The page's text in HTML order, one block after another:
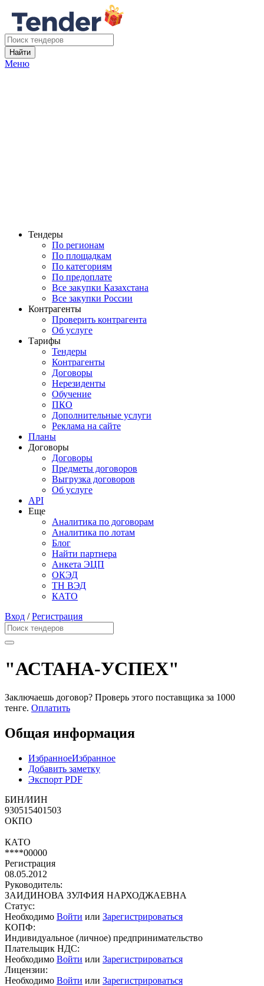
Найти
Меню
Тендеры
По регионам
По площадкам
По категориям
По предоплате
Все закупки Казахстана
Все закупки России
Контрагенты
Проверить контрагента
Об услуге
Тарифы
Тендеры
Контрагенты
Договоры
Нерезиденты
Обучение
ПКО
Дополнительные услуги
Реклама на сайте
Планы
Договоры
Договоры
Предметы договоров
Выгрузка договоров
Об услуге
API
Еще
Аналитика по договорам
Аналитика по лотам
Блог
Найти партнера
Анкета ЭЦП
ОКЭД
ТН ВЭД
КАТО
Вход /Регистрация
"АСТАНА-УСПЕХ"
Заключаешь договор? Проверь этого поставщика за 1000
тенге. Оплатить
Общая информация
ИзбранноеИзбранное
Добавить заметку
Экспорт PDF
БИН/ИИН
930515401503
ОКПО
КАТО
****00000
Регистрация
08.05.2012
Руководитель:
ЗАИДИНОВА ЗУЛФИЯ НАРХОДЖАЕВНА
Статус:
Необходимо Войти или Зарегистрироваться
КОПФ:
Индивидуальное (личное) предпринимательство
Плательщик НДС:
Необходимо Войти или Зарегистрироваться
Лицензии:
Необходимо Войти или Зарегистрироваться